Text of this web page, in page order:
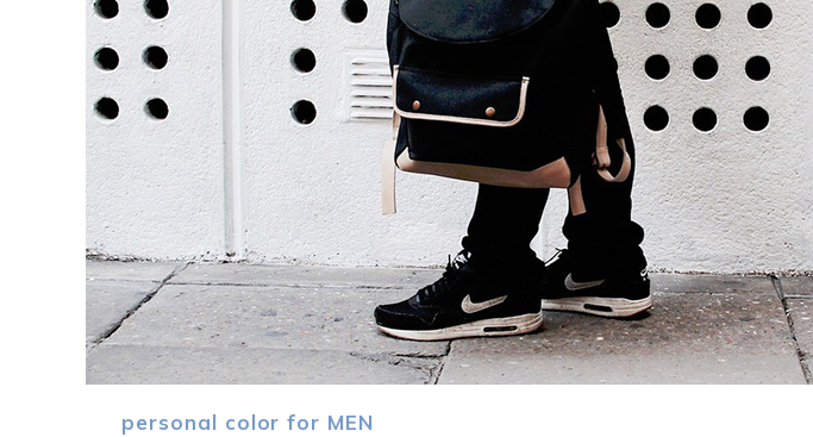
personal color for MEN